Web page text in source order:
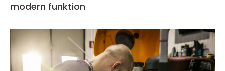
modern funktion